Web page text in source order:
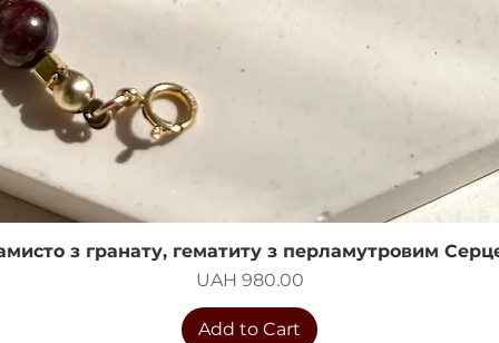
Quick View
з гранату, гематиту з перламутровим
Price
UAH 980.00
Add to Cart